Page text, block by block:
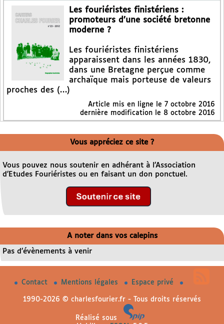
Les fouriéristes finistériens :
promoteurs d’une société bretonne
moderne ?
Les fouriéristes finistériens
apparaissent dans les années 1830,
dans une Bretagne perçue comme
archaïque mais porteuse de valeurs
proches des (…)
Article mis en ligne le 7 octobre 2016
dernière modification le 8 octobre 2016
Vous appréciez ce site ?
Vous pouvez nous soutenir en adhérant à l’Association
d’Etudes Fouriéristes ou en faisant un don ponctuel.
A noter dans vos calepins
Pas d’évènements à venir
Contact Mentions légales Espace privé
1990-2026 © charlesfourier.fr - Tous droits réservés
Réalisé sous